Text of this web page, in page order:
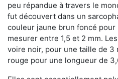
peu répandue à travers le
fut découvert dans un
couleur jaune brun foncé
mesurer entre 1,5 et 2 mm.
voire noir, pour une taille de 3
rouge pour une longueur de